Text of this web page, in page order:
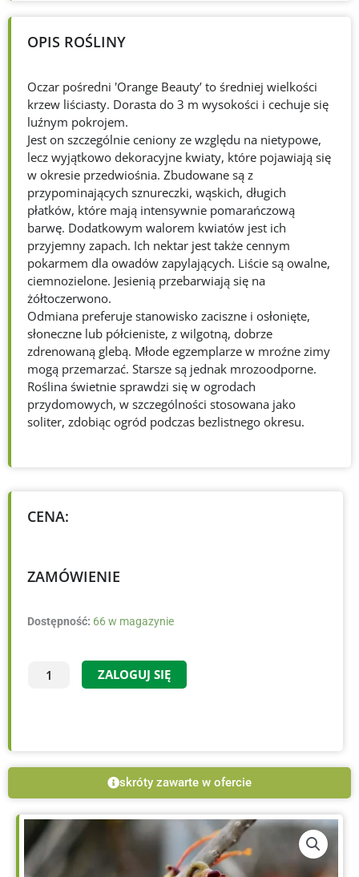
OPIS ROŚLINY
Oczar pośredni 'Orange Beauty’ to średniej wielkości
krzew liściasty. Dorasta do 3 m wysokości i cechuje się
luźnym pokrojem.
Jest on szczególnie ceniony ze względu na nietypowe,
lecz wyjątkowo dekoracyjne kwiaty, które pojawiają się
w okresie przedwiośnia. Zbudowane są z
przypominających sznureczki, wąskich, długich
płatków, które mają intensywnie pomarańczową
barwę. Dodatkowym walorem kwiatów jest ich
przyjemny zapach. Ich nektar jest także cennym
pokarmem dla owadów zapylających. Liście są owalne,
ciemnozielone. Jesienią przebarwiają się na
żółtoczerwono.
Odmiana preferuje stanowisko zaciszne i osłonięte,
słoneczne lub półcieniste, z wilgotną, dobrze
zdrenowaną glebą. Młode egzemplarze w mroźne zimy
mogą przemarzać. Starsze są jednak mrozoodporne.
Roślina świetnie sprawdzi się w ogrodach
przydomowych, w szczególności stosowana jako
soliter, zdobiąc ogród podczas bezlistnego okresu.
CENA:
ZAMÓWIENIE
Dostępność: 66 w magazynie
ilość
'Orange
ZALOGUJ SIĘ
skróty zawarte w ofercie